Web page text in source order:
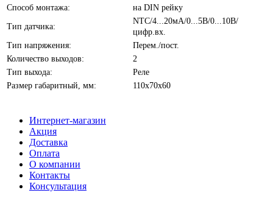
Способ монтажа: на DIN рейку
Тип датчика:
NTC/4...20мА/0...5В/0...10В/
цифр.вх.
Тип напряжения:
Перем./пост.
Количество выходов:
2
Тип выхода:
Реле
Размер габаритный, мм:
110х70х60
Интернет-магазин
Акция
Доставка
Оплата
О компании
Контакты
Консультация